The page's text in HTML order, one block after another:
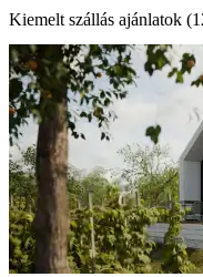
Kiemelt szállás ajánlatok